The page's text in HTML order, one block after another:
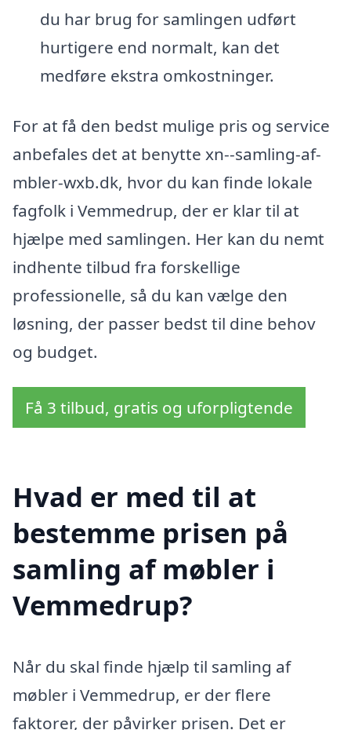
du har brug for samlingen udført
hurtigere end normalt, kan det
medføre ekstra omkostninger.
For at få den bedst mulige pris og service
anbefales det at benytte xn--samling-af-
mbler-wxb.dk, hvor du kan finde lokale
fagfolk i Vemmedrup, der er klar til at
hjælpe med samlingen. Her kan du nemt
indhente tilbud fra forskellige
professionelle, så du kan vælge den
løsning, der passer bedst til dine behov
og budget.
Få 3 tilbud, gratis og uforpligtende
Hvad er med til at
bestemme prisen på
samling af møbler i
Vemmedrup?
Når du skal finde hjælp til samling af
møbler i Vemmedrup, er der flere
faktorer, der påvirker prisen. Det er